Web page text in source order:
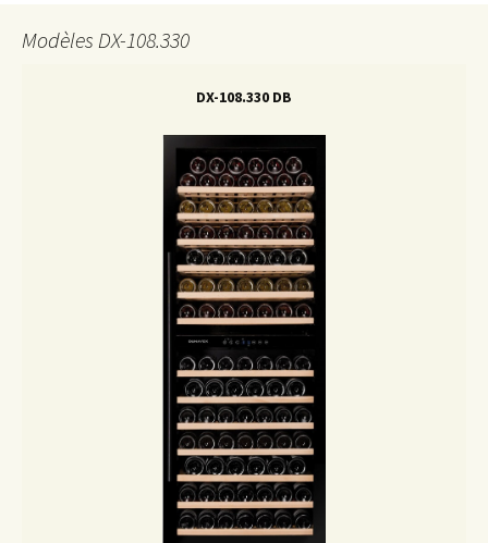
Modèles DX-108.330
DX-108.330 DB